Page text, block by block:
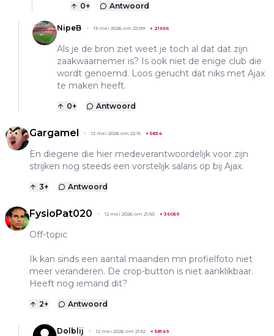
0+ Antwoord
NipeB 13 mei 2026 om 22:09 + 21666
Als je de bron ziet weet je toch al dat dat zijn
zaakwaarnemer is? Is ook niet de enige club die
wordt genoemd. Loos gerucht dat niks met Ajax
te maken heeft.
0+ Antwoord
Gargamel 12 mei 2026 om 22:15 + 5834
En diegene die hier medeverantwoordelijk voor zijn
strijken nog steeds een vorstelijk salaris op bij Ajax.
3+ Antwoord
FysioPat020 12 mei 2026 om 21:50 + 36059
Off-topic
Ik kan sinds een aantal maanden mn profielfoto niet
meer veranderen. De crop-button is niet aanklikbaar.
Heeft nog iemand dit?
2+ Antwoord
Dolblij 12 mei 2026 om 21:52 + 58149